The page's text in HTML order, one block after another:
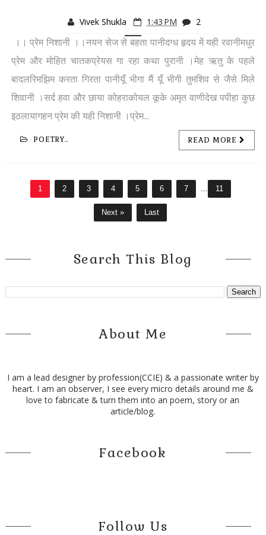
Vivek Shukla 1:43 PM 2
।। प्रेम निशानी ।।नयन सेज से बहता पानीदग्ध हृदय में यही रवानीमधुर
प्रेम और मोहित चातकप्रेयस गा रहा कथा पुरानी ।मेह ऋतु के पहले
बादलरिमझिम करता गिरता पानीयूँ भीगा मैं यूँ भीगी तुमशिव से जैसे मिले
शिवानी ।सर्द हवा और छाया कोहराकोयल कूके अमृत वाणीदेख पपीहा कुछ
इठलायागहन प्रेम की यही निशानी ।प्रेम...
POETRY.. READ MORE
1 2 3 4 5 6 7 ... 11
Next » Last
Search This Blog
About Me
I am a lead designer by profession(CCIE) & a passionate writer by
heart. I am an observer, I see every micro details around me &
love to fabricate & turn them into an poem, story or an
article/blog.
Facebook
Follow Us